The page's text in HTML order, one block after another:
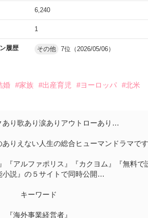
6,240
1
履歴 その他 7位（2026/05/06）
婚 #家族 #出産育児 #ヨーロッパ
#北米
あり歌あり涙ありアウトローあり…
りえない人生の総合ヒューマンドラマです
『アルファポリス』『カクヨム』『無料で
小説』の５サイトで同時公開…
キーワード
『海外事業経営者』